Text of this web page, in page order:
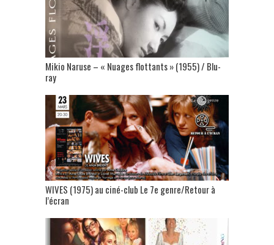
Mikio Naruse – « Nuages flottants » (1955) / Blu-
ray
WIVES (1975) au ciné-club Le 7e genre/Retour à
l’écran